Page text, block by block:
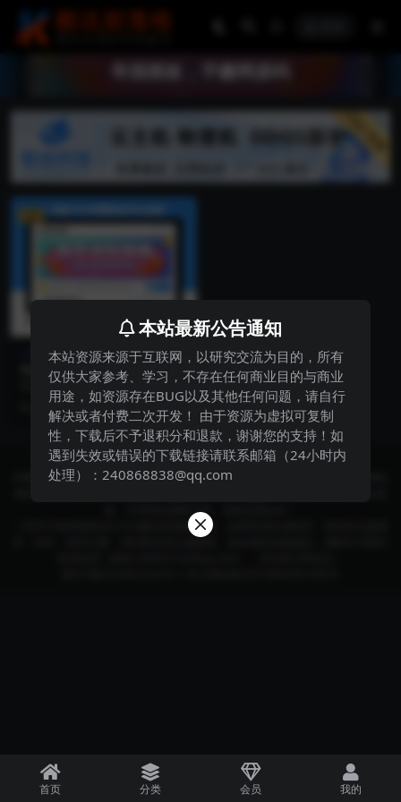
帝国模板，手赚网源码
网站源码
帝国CMS开发手赚网试玩平台
源码可封装APP带文章资讯功
帝国CMS开发的手赚网源码，多平
台带文章资讯手机APP试玩网站源
码，可自行后台增...
2 年前 152 9.9
Copyright © 2024酷讯部落格- All rights reserved
本网站所有发布的源码、软件和资料均为作者提供或网友推荐收集各大资源网站
途，不得违反国家法律。否则后果自负！
一切关于该资源商业行为与酷讯部落格无关。如果您喜欢该程序，请支持正版源
码、软件，购买注册，得到更好的正版服务。如有侵犯你版权的，请邮件与我们
首页 分类 会员 我的
本站最新公告通知
本站资源来源于互联网，以研究交流为目的，所有
仅供大家参考、学习，不存在任何商业目的与商业
用途，如资源存在BUG以及其他任何问题，请自行
解决或者付费二次开发！ 由于资源为虚拟可复制
性，下载后不予退积分和退款，谢谢您的支持！如
遇到失效或错误的下载链接请联系邮箱（24小时内
处理）：240868838@qq.com